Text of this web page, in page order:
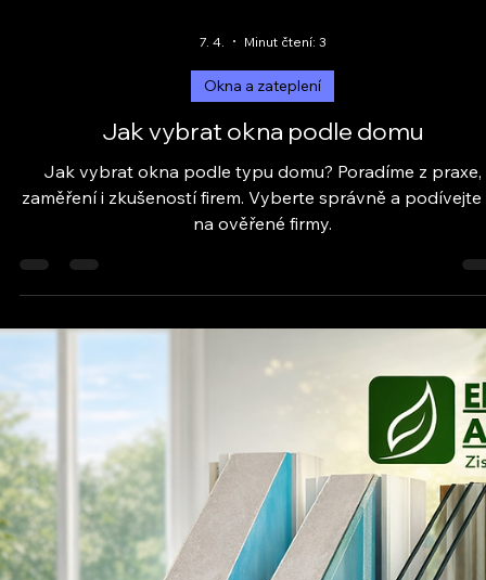
8. 4. Minut čtení: 3
Okna a zateplení
Jaký Uw je opravdu dobrý
Jaký Uw je opravdu dobrý? Vysvětlení z praxe,
z montáží a rady, kdy se řídit Uw a kdy ne. Klikněte pro